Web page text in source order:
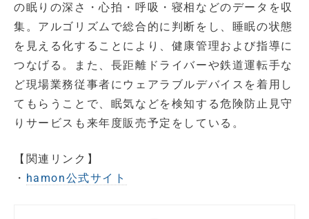
の眠りの深さ・心拍・呼吸・寝相などのデータを収
集。アルゴリズムで総合的に判断をし、睡眠の状態
を見える化することにより、健康管理および指導に
つなげる。また、長距離ドライバーや鉄道運転手な
ど現場業務従事者にウェアラブルデバイスを着用し
てもらうことで、眠気などを検知する危険防止見守
りサービスも来年度販売予定をしている。
【関連リンク】
・ hamon公式サイト